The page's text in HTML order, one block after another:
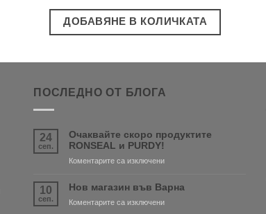
ДОБАВЯНЕ В КОЛИЧКАТА
ПОСЛЕДНО ОТ БЛОГА
24
сеп.
Очаквайте скоро продуктите
RONSEAL и PURDY!
Коментарите са изключениза
продуктите
RONSEAL
10
сеп.
Нов магазин във Варна
Коментарите са изключениза